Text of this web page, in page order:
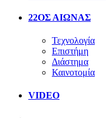
22ΟΣ ΑΙΩΝΑΣ
Τεχνολογία
Επιστήμη
Διάστημα
Καινοτομία
VIDEO